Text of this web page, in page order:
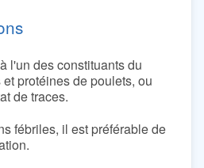
l'un des constituants du
protéines de poulets, ou
de traces.
fébriles, il est préférable de